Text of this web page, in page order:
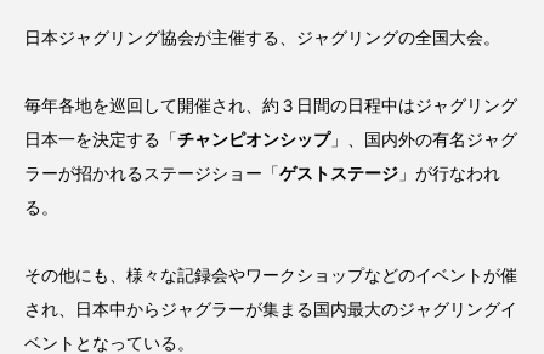
北海道 東北 関東 中部 関西
オンライン ボール リング
ディアボロ スティック デビルスティック
日本ジャグリング協会が主催する、ジャグリングの全国大会。
毎年各地を巡回して開催され、約３日間の日程中はジャグリング
日本一を決定する「チャンピオンシップ」、国内外の有名ジャグ
ラーが招かれるステージショー「ゲストステージ 」が行なわれ
る。
その他にも、様々な記録会やワークショップなどのイベントが催
され、日本中からジャグラーが集まる国内最大のジャグリングイ
ベントとなっている。